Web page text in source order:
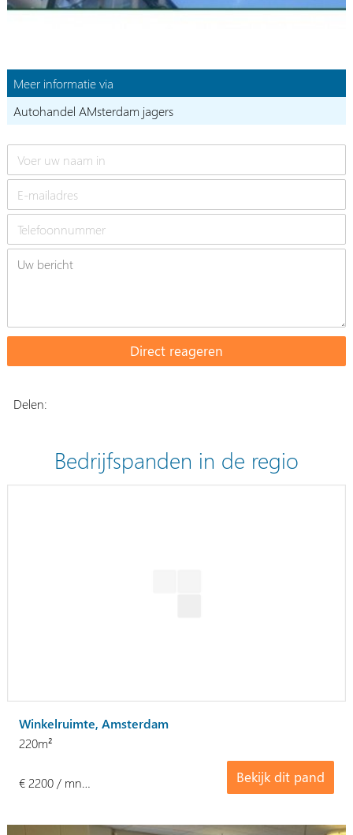
Meer informatie via
Autohandel AMsterdam jagers
Delen:
Bedrijfspanden in de regio
Winkelruimte, Amsterdam
220m²
Bekijk dit pand
€ 2200 / mn…